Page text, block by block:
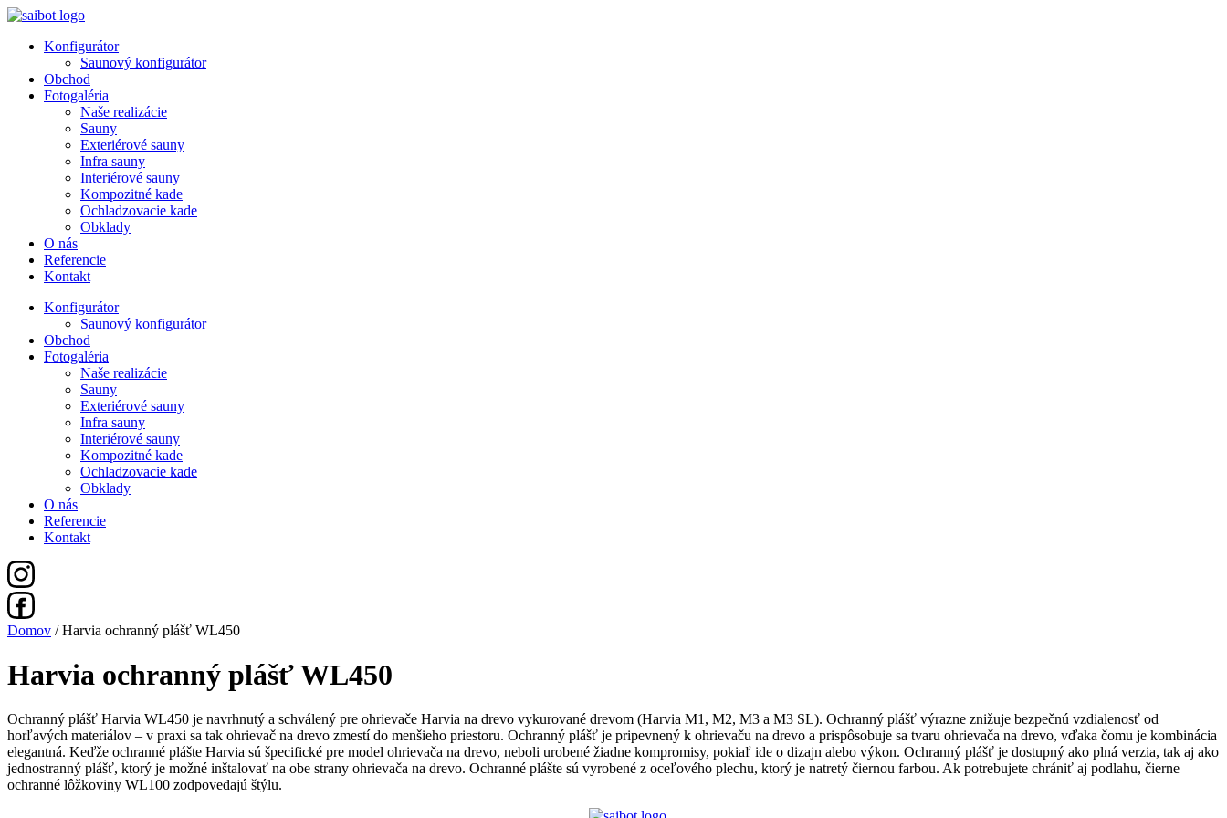
Preskočiť
obsah
Konfigurátor
Saunový konfigurátor
Obchod
Fotogaléria
Naše realizácie
Sauny
Exteriérové sauny
Infra sauny
Interiérové sauny
Kompozitné kade
Ochladzovacie kade
Obklady
O nás
Referencie
Kontakt
Konfigurátor
Saunový konfigurátor
Obchod
Fotogaléria
Naše realizácie
Sauny
Exteriérové sauny
Infra sauny
Interiérové sauny
Kompozitné kade
Ochladzovacie kade
Obklady
O nás
Referencie
Kontakt
Domov / Harvia ochranný plášť WL450
Harvia ochranný plášť WL450
Ochranný plášť Harvia WL450 je navrhnutý a schválený pre ohrievače Harvia na drevo vykurované drevom (Harvia M1, M2, M3 a M3 SL). Ochranný plášť výrazne znižuje bezpečnú vzdialenosť od
horľavých materiálov – v praxi sa tak ohrievač na drevo zmestí do menšieho priestoru. Ochranný plášť je pripevnený k ohrievaču na drevo a prispôsobuje sa tvaru ohrievača na drevo, vďaka čomu je kombinácia
elegantná. Keďže ochranné plášte Harvia sú špecifické pre model ohrievača na drevo, neboli urobené žiadne kompromisy, pokiaľ ide o dizajn alebo výkon. Ochranný plášť je dostupný ako plná verzia, tak aj ako
jednostranný plášť, ktorý je možné inštalovať na obe strany ohrievača na drevo. Ochranné plášte sú vyrobené z oceľového plechu, ktorý je natretý čiernou farbou. Ak potrebujete chrániť aj podlahu, čierne
ochranné lôžkoviny WL100 zodpovedajú štýlu.